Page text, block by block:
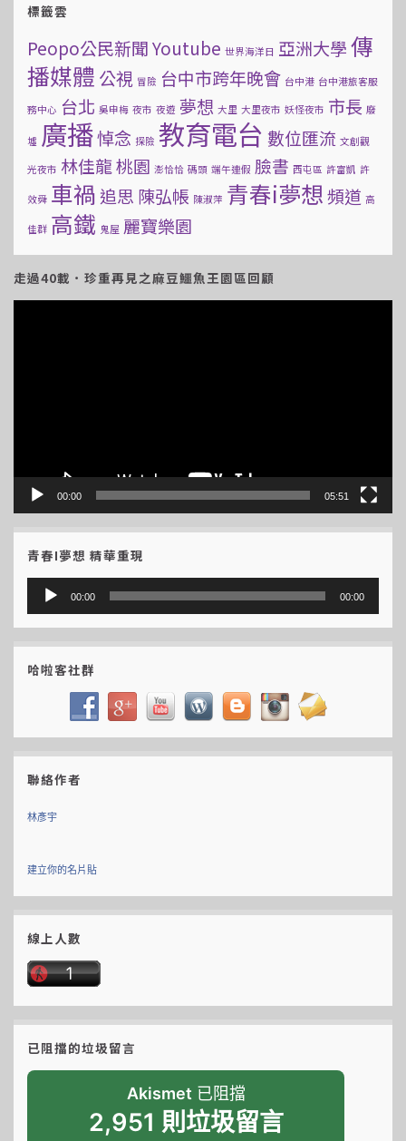
標籤雲
Peopo公民新聞Youtube 世界海洋日 亞洲大學傳
播媒體 公視 冒險 台中市跨年晚會 台中港 台中港旅客服
務中心 台北 吳申梅 夜市 夜遊 夢想 大里 大里夜市 妖怪夜市 市長 廢
墟 廣播悼念 探險 教育電台 數位匯流 文創觀
光夜市 林佳龍桃園 澎恰恰 碼頭 端午連假 臉書 西屯區 許富凱 許
效舜 車禍追思 陳弘帳 陳淑萍 青春i夢想頻道 高
佳群 高鐵 鬼屋 麗寶樂園
走過40載．珍重再見之麻豆鱷魚王園區回顧
00:00 05:51
青春I夢想 精華重現
訊
放
00:00 00:00
哈啦客社群
聯絡作者
林彥宇
建立你的名片貼
線上人數
已阻擋的垃圾留言
Akismet 已阻擋
2,951 則垃圾留言